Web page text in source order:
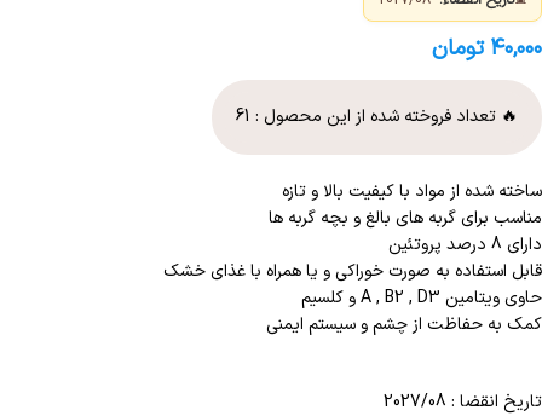
۴۰,۰۰۰ تومان
🔥 تعداد فروخته شده از این محصول : 61
ساخته شده از مواد با کیفیت بالا و تازه
مناسب برای گربه های بالغ و بچه گربه ها
دارای 8 درصد پروتئین
قابل استفاده به صورت خوراکی و یا همراه با غذای خشک
حاوی ویتامین A , B2 , D3 و کلسیم
کمک به حفاظت از چشم و سیستم ایمنی
تاریخ انقضا : 2027/08